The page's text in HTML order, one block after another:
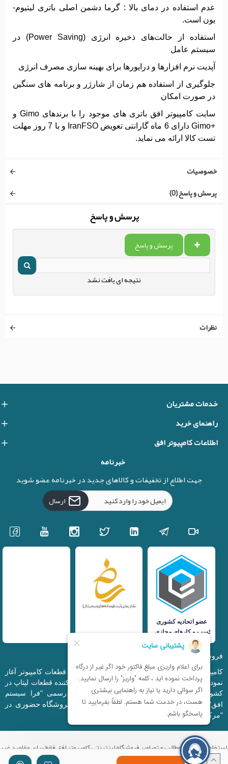
عدم استفاده در دمای بالا : گرما دشمن اصلی باتری لیتیوم-
یون است.
استفاده از حالت‌های ذخیره انرژی (Power Saving) در
سیستم ‌عامل
آپدیت نرم‌ افزارها و درایورها برای بهینه ‌سازی مصرف انرژی
جلوگیری از استفاده هم‌ زمان از شارژر و برنامه‌ های سنگین
در صورت امکان
سایت کامپیوتر افق باتری های موجود را با برندهای Gimo و
+Gimo دارای 6 ماه گارانتی تعویض IranFSO و با 7 روز مهلت
تست کالا ارائه می نماید.
خصوصیات
پرسش و پاسخ (0)
پرسش و پاسخ
پرسش و پاسخ
نتیجه ای یافت نشد
نظرات
خدمات مشتریان
راهنمای خرید
اطلاعات کامپیوتر افق
خبرنامه
جهت اطلاع از تخفیفات و کالاهای جدید در خبرنامه عضو شوید
ارسال
فروشگاه اینترنتی iranfso (کامپیوتر افق)
کامپیوتر افق، فعالیت خود را از سال 1377 در زمینه قطعات کامپیوتر آغاز
نمود و در حال حاضر به بزرگترین وارد کننده و توزیع کننده قطعات لپتاپ در
کشور تبدیل شده است. این مجموعه که با نام رسمی "فرا سیستم
افق" ثبت شده است دارای فروشگاه اینترنتی و
فروشگاه حضوری در
"مرکز کامپیوتر ایران" و "خیابان مظفر" میباشد.
استفاده از تمامی مطالب و تصاویر فروشگاه اینترنتی کامپیوتر افق فقط برای مقاصد غیر
تجاری با ذکر منبع بلامانع میباشد.